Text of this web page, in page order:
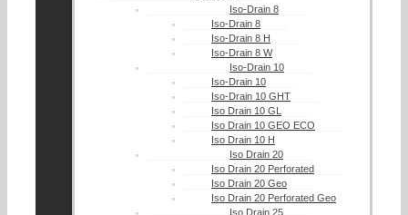
Iso-Drain 8
Iso-Drain 8
Iso-Drain 8 Н
Iso-Drain 8 W
Iso-Drain 10
Iso-Drain 10
Iso-Drain 10 GHT
Iso Drain 10 GL
Iso Drain 10 GEO ECO
Iso Drain 10 H
Iso Drain 20
Iso Drain 20 Perforated
Iso Drain 20 Geo
Iso Drain 20 Perforated Geo
Iso Drain 25